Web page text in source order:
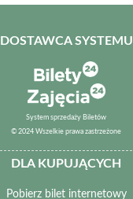
DOSTAWCA SYSTEMU
System sprzedaży Biletów
© 2024 Wszelkie prawa zastrzeżone
DLA KUPUJĄCYCH
Pobierz bilet internetowy